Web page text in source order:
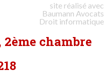
site réalisé avec
Baumann Avocats
Droit informatique
chambre